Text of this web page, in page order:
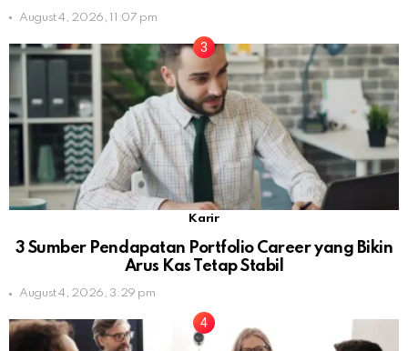
August 4, 2026, 11:07 pm
Karir
3 Sumber Pendapatan Portfolio Career yang Bikin
Arus Kas Tetap Stabil
August 4, 2026, 3:29 pm